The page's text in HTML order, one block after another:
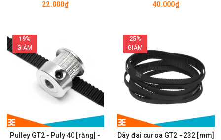
22.000₫ 28 x 28mm
40.000₫
19%
GIẢM
Pulley GT2 - Puly 40 [răng] -
25%
GIẢM
Dây đai curoa GT2 - 232 [mm]